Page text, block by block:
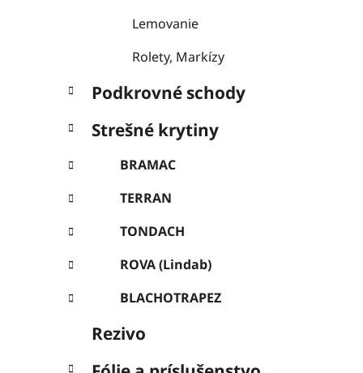
Lemovanie
Rolety, Markízy
Podkrovné schody
Strešné krytiny
BRAMAC
TERRAN
TONDACH
ROVA (Lindab)
BLACHOTRAPEZ
Rezivo